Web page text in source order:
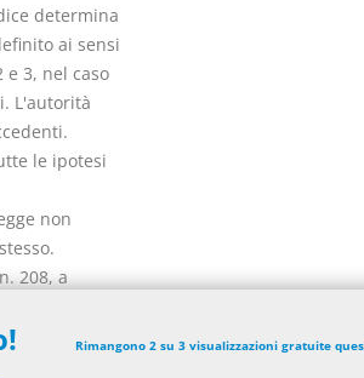
determina
ai sensi
3, nel caso
L'autorità
le ipotesi
non
208, a
Rimangono 2 su 3 visualizzazioni gratuite